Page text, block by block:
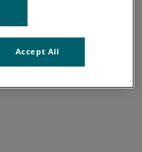
oder durch
Accept All